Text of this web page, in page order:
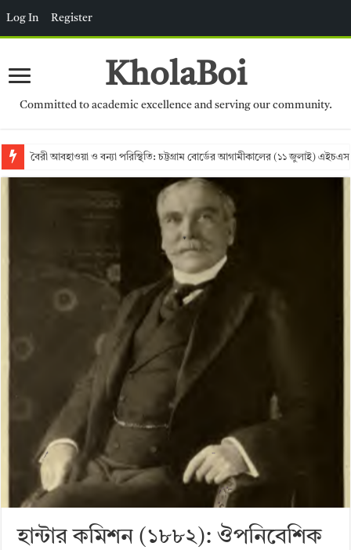
KholaBoi
Committed to academic excellence and serving our community.
বৈরী আবহাওয়া ও বন্যা পরিস্থিতি: চট্টগ্রাম বোর্ডের আগামীকালের (১১ জুলাই)
হান্টার কমিশন (১৮৮২): ঔপনিবেশিক
Log In Register